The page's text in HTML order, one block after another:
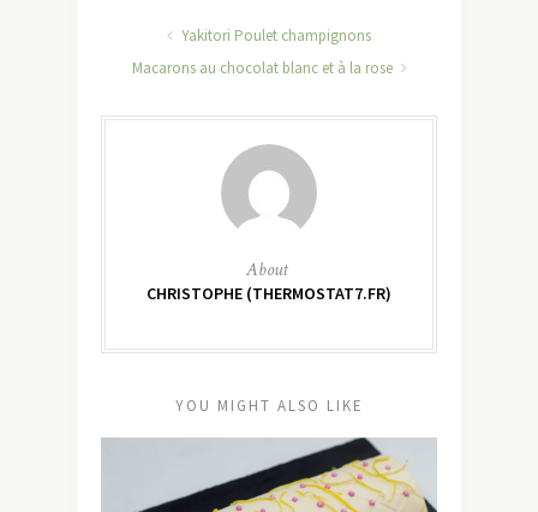
Yakitori Poulet champignons
Macarons au chocolat blanc et à la rose
About
CHRISTOPHE (THERMOSTAT7.FR)
YOU MIGHT ALSO LIKE